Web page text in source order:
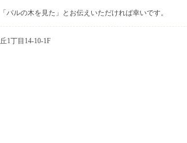
パルの木を見た」とお伝えいただければ幸いです。
1丁目14-10-1F